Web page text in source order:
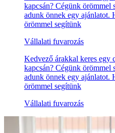
kapcsán? Cégünk örömmel
adunk önnek egy ajánlatot.
örömmel segítünk
Vállalati fuvarozás
Kedvező árakkal keres egy
kapcsán? Cégünk örömmel
adunk önnek egy ajánlatot.
örömmel segítünk
Vállalati fuvarozás